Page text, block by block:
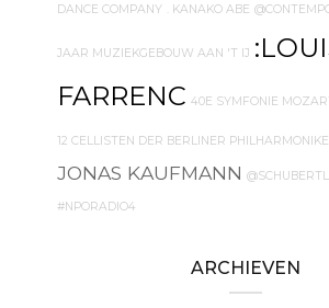
DANCE COMPANY . KANAKO ABE
JAAR MUZIEKGEBOUW AAN 'T IJ
FARRENC 40E SYMFONIE
12 CELLISTEN DER BERLINER
JONAS KAUFMANN
#NPORADIO4
ARCHIEVEN